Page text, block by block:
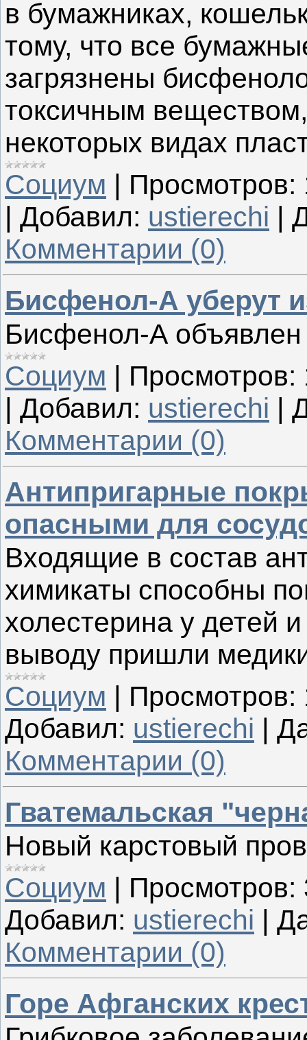
в бумажниках,
тому, что все
загрязнены
токсичным
некоторых видах
Социум | Просмотров:
| Добавил: ustierechi |
Комментарии (0)
Бисфенол-А уберут
Бисфенол-А объявлен
Социум | Просмотров:
| Добавил: ustierechi |
Комментарии (0)
Антипригарные
опасными для
Входящие в состав
химикаты способны
холестерина у детей
выводу пришли
Социум | Просмотров:
Добавил: ustierechi |
Комментарии (0)
Гватемальская
Новый карстовый
Социум | Просмотров:
Добавил: ustierechi |
Комментарии (0)
Горе Афганских